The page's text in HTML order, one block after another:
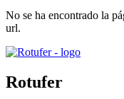
No se ha encontrado la
url.
Rotufer